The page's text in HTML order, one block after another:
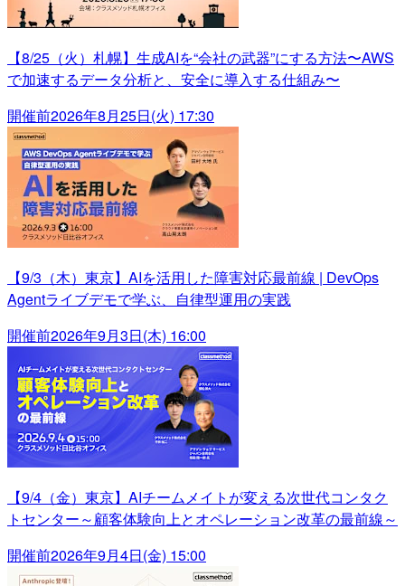
【8/25（火）札幌】生成AIを“会社の武器”にする方法〜AWS
で加速するデータ分析と、安全に導入する仕組み〜
開催前2026年8月25日(火) 17:30
【9/3（木）東京】AIを活用した障害対応最前線 | DevOps
Agentライブデモで学ぶ、自律型運用の実践
開催前2026年9月3日(木) 16:00
【9/4（金）東京】AIチームメイトが変える次世代コンタク
トセンター～顧客体験向上とオペレーション改革の最前線～
開催前2026年9月4日(金) 15:00